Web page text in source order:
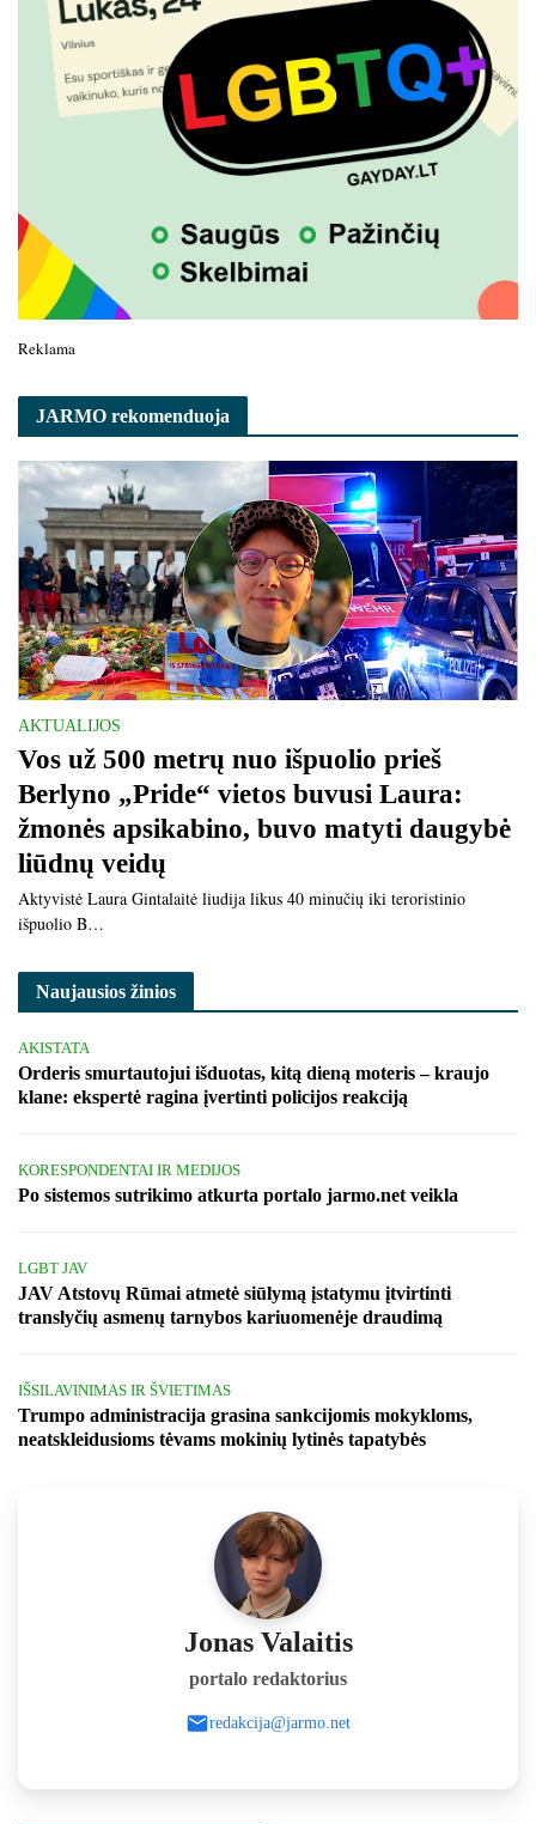
Reklama
JARMO rekomenduoja
AKTUALIJOS
Vos už 500 metrų nuo išpuolio prieš
Berlyno „Pride“ vietos buvusi Laura:
žmonės apsikabino, buvo matyti daugybė
liūdnų veidų
Aktyvistė Laura Gintalaitė liudija likus 40 minučių iki teroristinio
išpuolio B…
Naujausios žinios
AKISTATA
Orderis smurtautojui išduotas, kitą dieną moteris – kraujo
klane: ekspertė ragina įvertinti policijos reakciją
KORESPONDENTAI IR MEDIJOS
Po sistemos sutrikimo atkurta portalo jarmo.net veikla
LGBT JAV
JAV Atstovų Rūmai atmetė siūlymą įstatymu įtvirtinti
translyčių asmenų tarnybos kariuomenėje draudimą
IŠSILAVINIMAS IR ŠVIETIMAS
Trumpo administracija grasina sankcijomis mokykloms,
neatskleidusioms tėvams mokinių lytinės tapatybės
Jonas Valaitis
portalo redaktorius
redakcija@jarmo.net